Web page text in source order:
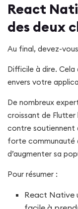
React
des deux
Au final, devez-
Difficile à dire.
envers votre
De nombreux
croissant de Flutter
contre soutiennent
forte communauté
d’augmenter sa
Pour résumer :
React Native